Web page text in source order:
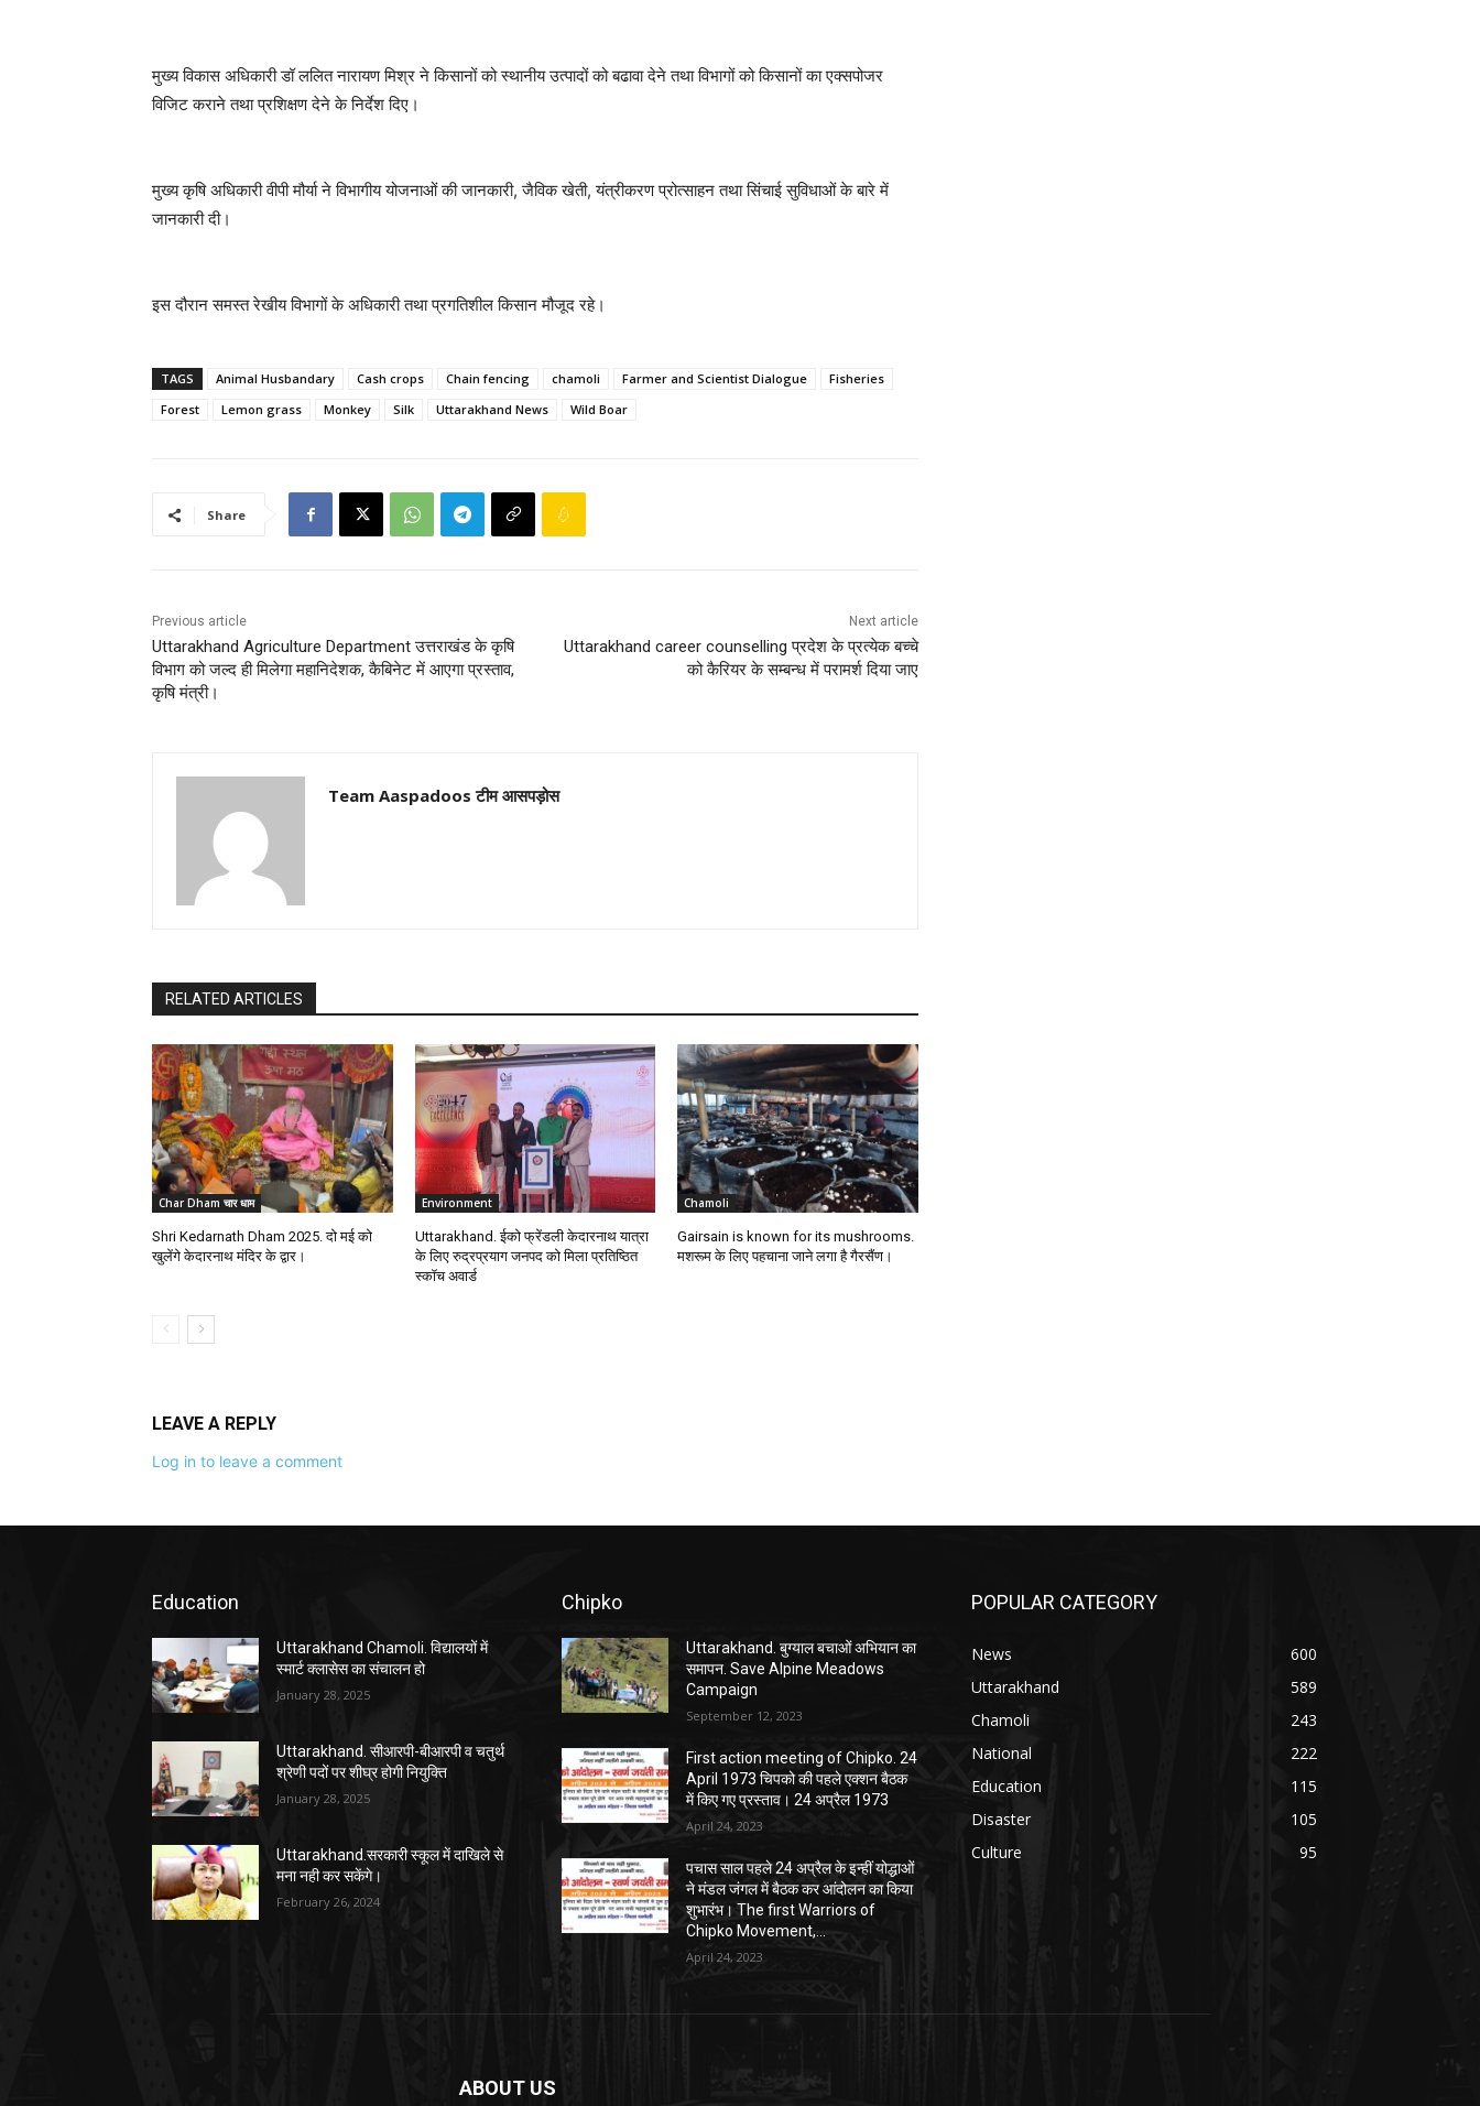
मुख्य विकास अधिकारी डॉ ललित नारायण मिश्र ने किसानों को स्थानीय उत्पादों को बढावा देने तथा विभागों को किसानों का एक्सपोजर
विजिट कराने तथा प्रशिक्षण देने के निर्देश दिए।
मुख्य कृषि अधिकारी वीपी मौर्या ने विभागीय योजनाओं की जानकारी, जैविक खेती, यंत्रीकरण प्रोत्साहन तथा सिंचाई सुविधाओं के बारे में
जानकारी दी।
इस दौरान समस्त रेखीय विभागों के अधिकारी तथा प्रगतिशील किसान मौजूद रहे।
TAGS Animal Husbandary Cash crops Chain fencing chamoli Farmer and Scientist Dialogue
Fisheries
Forest
Lemon grass Monkey Silk Uttarakhand News Wild Boar
Share
Previous article
Uttarakhand Agriculture Department उत्तराखंड के कृषि
विभाग को जल्द ही मिलेगा महानिदेशक, कैबिनेट में आएगा प्रस्ताव,
कृषि मंत्री।
Next article
Uttarakhand career counselling प्रदेश के प्रत्येक बच्चे
को कैरियर के सम्बन्ध में परामर्श दिया जाए
Team Aaspadoos टीम आसपड़ोस
RELATED ARTICLES
Char Dham चार धाम
Shri Kedarnath Dham 2025. दो मई को
खुलेंगे केदारनाथ मंदिर के द्वार।
Environment
Uttarakhand. ईको फ्रेंडली केदारनाथ यात्रा
के लिए रुद्रप्रयाग जनपद को मिला प्रतिष्ठित
स्कॉच अवार्ड
Chamoli
Gairsain is known for its mushrooms.
मशरूम के लिए पहचाना जाने लगा है गैरसैंण।
LEAVE A REPLY
Log in to leave a comment
Education
Uttarakhand Chamoli. विद्यालयों में
स्मार्ट क्लासेस का संचालन हो
January 28, 2025
Uttarakhand. सीआरपी-बीआरपी व चतुर्थ
श्रेणी पदों पर शीघ्र होगी नियुक्ति
January 28, 2025
Uttarakhand.सरकारी स्कूल में दाखिले से
मना नही कर सकेंगे।
February 26, 2024
Chipko
Uttarakhand. बुग्याल बचाओं अभियान का
समापन. Save Alpine Meadows
Campaign
September 12, 2023
First action meeting of Chipko. 24
April 1973 चिपको की पहले एक्शन बैठक
में किए गए प्रस्ताव। 24 अप्रैल 1973
April 24, 2023
पचास साल पहले 24 अप्रैल के इन्हीं योद्धाओं
ने मंडल जंगल में बैठक कर आंदोलन का किया
शुभारंभ। The first Warriors of
Chipko Movement,...
April 24, 2023
POPULAR CATEGORY
News
600
Uttarakhand
589
Chamoli
243
National
222
Education
115
Disaster
105
Culture
95
ABOUT US